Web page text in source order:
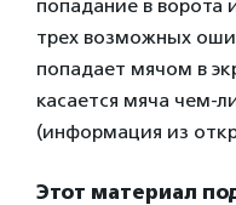
попадание в ворота
трех возможных
попадает мячом в
касается мяча чем-
(информация из
Этот материал